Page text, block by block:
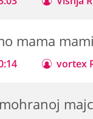
mama
vortex